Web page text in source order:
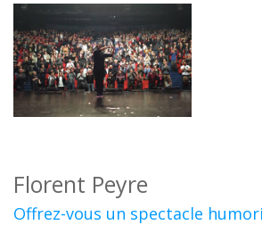
Florent Peyre
Offrez-vous un spectacle